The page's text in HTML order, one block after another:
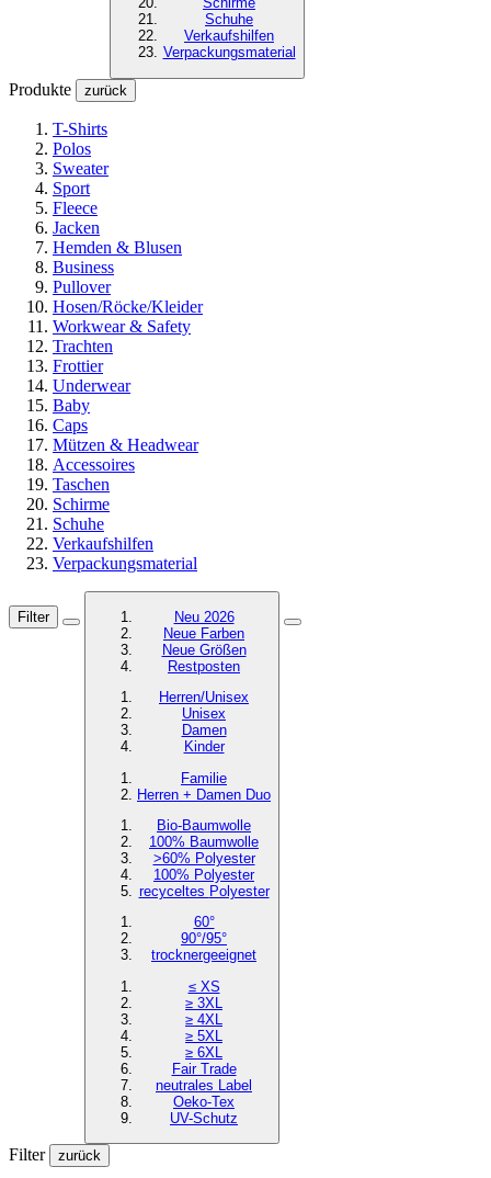
Schuhe
Verkaufshilfen
Verpackungsmaterial
Produkte zurück
T-Shirts
Polos
Sweater
Sport
Fleece
Jacken
Hemden & Blusen
Business
Pullover
Hosen/Röcke/Kleider
Workwear & Safety
Trachten
Frottier
Underwear
Baby
Caps
Mützen & Headwear
Accessoires
Taschen
Schirme
Schuhe
Verkaufshilfen
Verpackungsmaterial
Filter
Neu 2026
Neue Farben
Neue Größen
Restposten
Herren/Unisex
Unisex
Damen
Kinder
Familie
Herren + Damen Duo
Bio-Baumwolle
100% Baumwolle
>60% Polyester
100% Polyester
recyceltes Polyester
60°
90°/95°
trocknergeeignet
≤ XS
≥ 3XL
≥ 4XL
≥ 5XL
≥ 6XL
Fair Trade
neutrales Label
Oeko-Tex
UV-Schutz
Filter zurück